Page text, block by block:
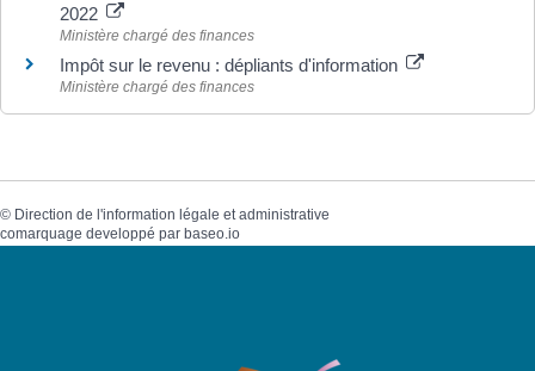
2022
Ministère chargé des finances
Impôt sur le revenu : dépliants d'information
Ministère chargé des finances
© Direction de l'information légale et administrative
comarquage developpé par baseo.io